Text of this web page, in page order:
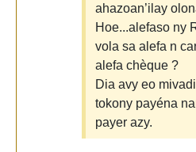
ahazoan’ilay
Hoe...alefaso ny
vola sa alefa n
alefa chèque ?
Dia avy eo
tokony payéna
payer azy.